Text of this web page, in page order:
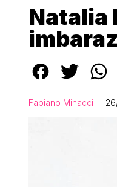
Natalia
Fabiano Minacci